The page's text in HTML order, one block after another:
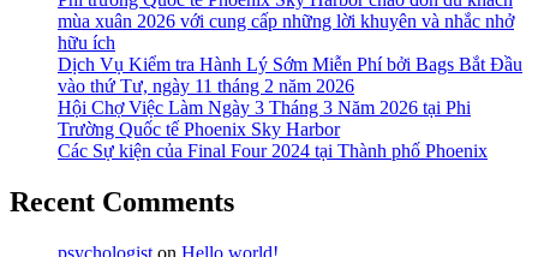
mùa xuân 2026 với cung cấp những lời khuyên và nhắc nhở
hữu ích
Dịch Vụ Kiểm tra Hành Lý Sớm Miễn Phí bởi Bags Bắt Đầu
vào thứ Tư, ngày 11 tháng 2 năm 2026
Hội Chợ Việc Làm Ngày 3 Tháng 3 Năm 2026 tại Phi
Trường Quốc tế Phoenix Sky Harbor
Các Sự kiện của Final Four 2024 tại ​Thành phố Phoenix
Recent Comments